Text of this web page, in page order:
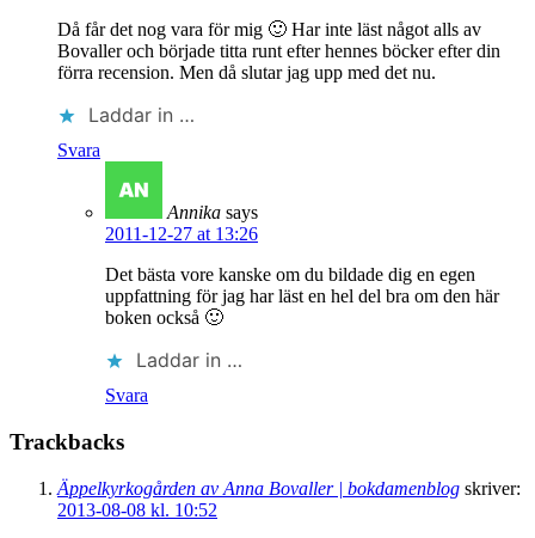
Då får det nog vara för mig 🙂 Har inte läst något alls av
Bovaller och började titta runt efter hennes böcker efter din
förra recension. Men då slutar jag upp med det nu.
Laddar in …
Svara
Annika says
2011-12-27 at 13:26
Det bästa vore kanske om du bildade dig en egen
uppfattning för jag har läst en hel del bra om den här
boken också 🙂
Laddar in …
Svara
Trackbacks
Äppelkyrkogården av Anna Bovaller | bokdamenblog skriver:
2013-08-08 kl. 10:52